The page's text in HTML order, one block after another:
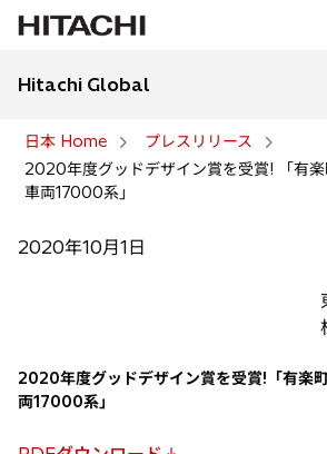
Hitachi Global
日本 Home
プレスリリース
2020年度グッドデザイン賞を受賞! 「有
車両17000系」
2020年10月1日
2020年度グッドデザイン賞を受賞!「有楽
両17000系」